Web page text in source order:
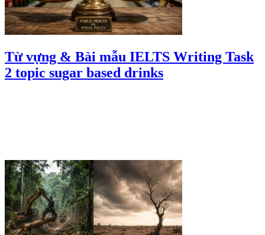
Từ vựng & Bài mẫu IELTS Writing Task
2 topic sugar based drinks